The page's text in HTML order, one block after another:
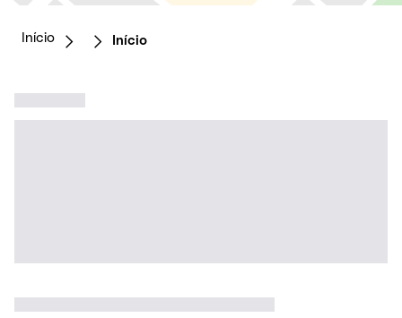
Início Início